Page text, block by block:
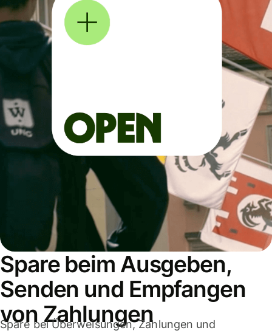
Spare beim Ausgeben,
Senden und Empfangen
von Zahlungen
Spare bei Überweisungen, Zahlungen und